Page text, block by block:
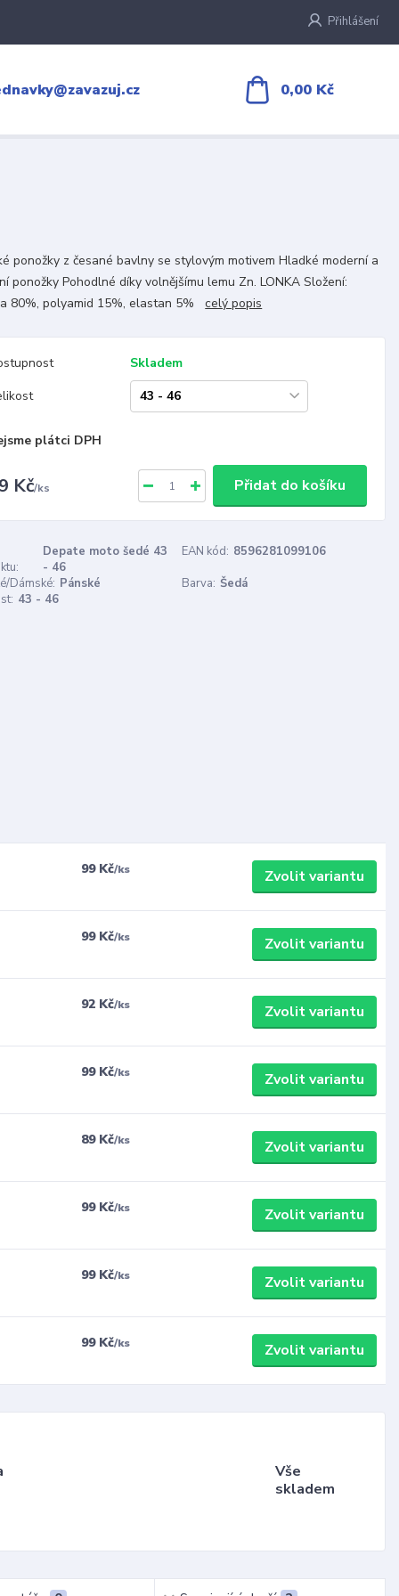
Přihlášení
0,00 Kč
ponožky z česané bavlny se stylovým motivem Hladké moderní a
ponožky Pohodlné díky volnějšímu lemu Zn. LONKA Složení:
80%, polyamid 15%, elastan 5%celý popis
Skladem
plátci DPH
Kč/ks Přidat do košíku
Depate moto šedé 43
- 46
EAN kód: 8596281099106
Dámské: Pánské Barva: Šedá
43 - 46
99 Kč/ks Zvolit variantu
99 Kč/ks Zvolit variantu
92 Kč/ks Zvolit variantu
99 Kč/ks Zvolit variantu
89 Kč/ks Zvolit variantu
99 Kč/ks Zvolit variantu
99 Kč/ks Zvolit variantu
99 Kč/ks Zvolit variantu
Vše
skladem